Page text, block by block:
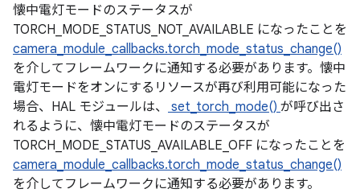
懐中電灯モードのステータスが
TORCH_MODE_STATUS_NOT_AVAILABLE になったことを
camera_module_callbacks.torch_mode_status_change()
を介してフレームワークに通知する必要があります。懐中
電灯モードをオンにするリソースが再び利用可能になった
場合、HAL モジュールは、
set_torch_mode() が呼び出さ
れるように、懐中電灯モードのステータスが
TORCH_MODE_STATUS_AVAILABLE_OFF になったことを
camera_module_callbacks.torch_mode_status_change()
を介してフレームワークに通知する必要があります。